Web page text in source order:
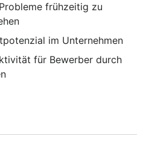
frühzeitig zu
im Unternehmen
für Bewerber durch